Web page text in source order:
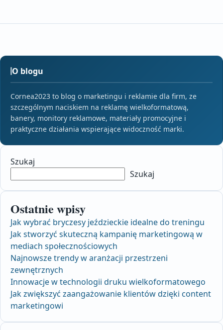
O blogu
Cornea2023 to blog o marketingu i reklamie dla firm, ze
szczególnym naciskiem na reklamę wielkoformatową,
banery, monitory reklamowe, materiały promocyjne i
praktyczne działania wspierające widoczność marki.
Szukaj
Szukaj
Ostatnie wpisy
Jak wybrać bryczesy jeździeckie idealne do treningu
Jak stworzyć skuteczną kampanię marketingową w
mediach społecznościowych
Najnowsze trendy w aranżacji przestrzeni
zewnętrznych
Innowacje w technologii druku wielkoformatowego
Jak zwiększyć zaangażowanie klientów dzięki content
marketingowi